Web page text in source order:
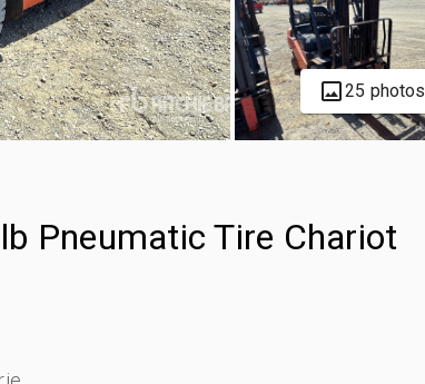
25 photos
Pneumatic Tire Chariot